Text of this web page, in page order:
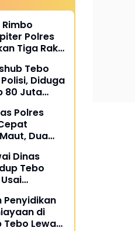
Rimbo
Polres
Tiga Rakit
Tebo
Diduga
80 Juta
Polres
Dua
Dinas
Tebo
Penyidikan
di
Tebo Lewat